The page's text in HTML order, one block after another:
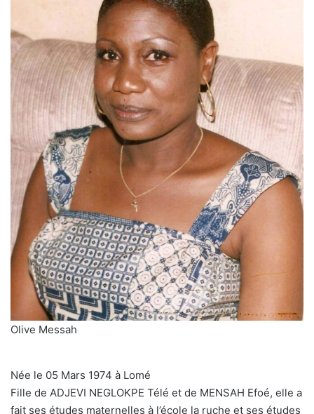
Olive Messah
Née le 05 Mars 1974 à Lomé
Fille de ADJEVI NEGLOKPE Télé et de MENSAH Efoé, elle a
fait ses études maternelles à l’école la ruche et ses études